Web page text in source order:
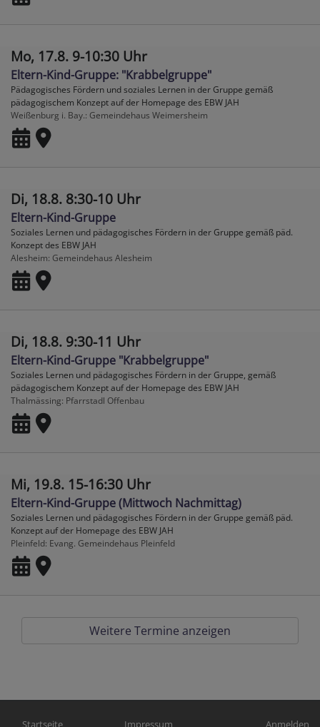
Mo, 17.8. 9-10:30 Uhr
Eltern-Kind-Gruppe: "Krabbelgruppe"
Pädagogisches Fördern und soziales Lernen in der Gruppe gemäß
pädagogischem Konzept auf der Homepage des EBW JAH
Weißenburg i. Bay. Gemeindehaus Weimersheim
Di, 18.8. 8:30-10 Uhr
Eltern-Kind-Gruppe
Soziales Lernen und pädagogisches Fördern in der Gruppe gemäß päd.
Konzept des EBW JAH
Alesheim Gemeindehaus Alesheim
Di, 18.8. 9:30-11 Uhr
Eltern-Kind-Gruppe "Krabbelgruppe"
Soziales Lernen und pädagogisches Fördern in der Gruppe, gemäß
pädagogischem Konzept auf der Homepage des EBW JAH
Thalmässing Pfarrstadl Offenbau
Mi, 19.8. 15-16:30 Uhr
Eltern-Kind-Gruppe (Mittwoch Nachmittag)
Soziales Lernen und pädagogisches Fördern in der Gruppe gemäß päd.
Konzept auf der Homepage des EBW JAH
Pleinfeld Evang. Gemeindehaus Pleinfeld
Weitere Termine anzeigen
Hauptnavigation
Startseite Fußbereichsmenü
Impressum Anmelden